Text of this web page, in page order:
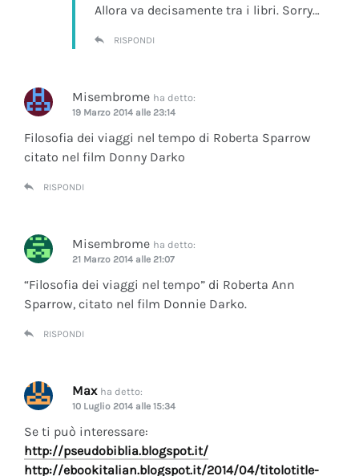
Allora va decisamente tra i libri. Sorry…
RISPONDI
Misembrome ha detto:
19 Marzo 2014 alle 23:14
Filosofia dei viaggi nel tempo di Roberta Sparrow
citato nel film Donny Darko
RISPONDI
Misembrome ha detto:
21 Marzo 2014 alle 21:07
“Filosofia dei viaggi nel tempo” di Roberta Ann
Sparrow, citato nel film Donnie Darko.
RISPONDI
Max ha detto:
10 Luglio 2014 alle 15:34
Se ti può interessare:
http://pseudobiblia.blogspot.it/
http://ebookitalian.blogspot.it/2014/04/titolotitle-